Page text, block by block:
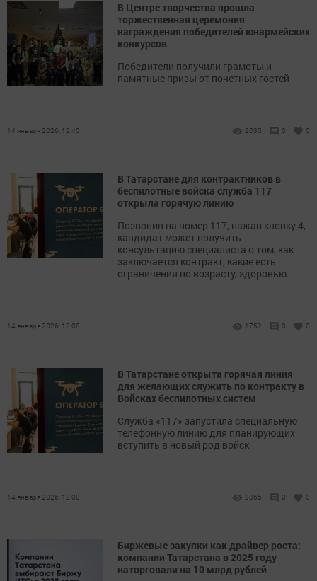
В Центре творчества прошла
торжественная церемония
награждения победителей юнармейских
конкурсов
Победители получили грамоты и
памятные призы от почетных гостей
14 января 2026, 12:40 2035 0 0
В Татарстане для контрактников в
беспилотные войска служба 117
открыла горячую линию
Позвонив на номер 117, нажав кнопку 4,
кандидат может получить
консультацию специалиста о том, как
заключается контракт, какие есть
ограничения по возрасту, здоровью.
14 января 2026, 12:08 1752 0 0
В Татарстане открыта горячая линия
для желающих служить по контракту в
Войсках беспилотных систем
Служба «117» запустила специальную
телефонную линию для планирующих
вступить в новый род войск
14 января 2026, 12:00 2065 0 0
Биржевые закупки как драйвер роста:
компании Татарстана в 2025 году
наторговали на 10 млрд рублей